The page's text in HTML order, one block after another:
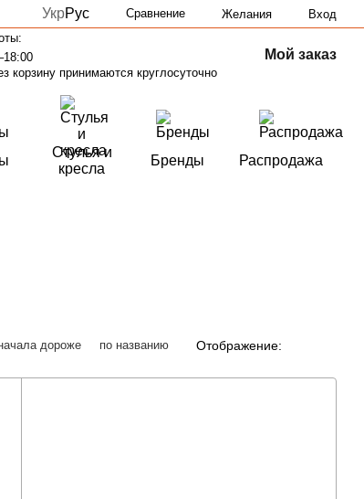
УкрРус Сравнение Желания Вход
корзину принимаются круглосуточно
Мой заказ
Стулья и
кресла
Бренды Распродажа
дороже по названию Отображение: